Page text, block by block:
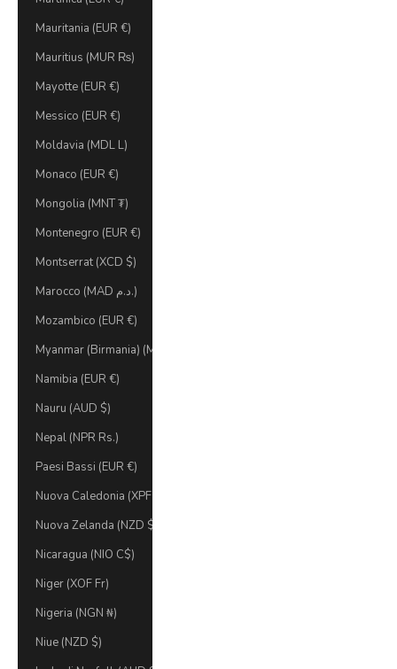
Mauritania (EUR €)
Mauritius (MUR ₨)
Mayotte (EUR €)
Messico (EUR €)
Moldavia (MDL L)
Monaco (EUR €)
Mongolia (MNT ₮)
Montenegro (EUR €)
Montserrat (XCD $)
Marocco (MAD د.م.)
Mozambico (EUR €)
Myanmar (Birmania) (MMK K)
Namibia (EUR €)
Nauru (AUD $)
Nepal (NPR Rs.)
Paesi Bassi (EUR €)
Nuova Caledonia (XPF Fr)
Nuova Zelanda (NZD $)
Nicaragua (NIO C$)
Niger (XOF Fr)
Nigeria (NGN ₦)
Niue (NZD $)